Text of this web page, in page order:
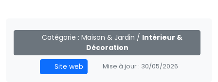
Catégorie :Maison & Jardin / Intérieur &
Décoration
Site web
Mise à jour : 30/05/2026